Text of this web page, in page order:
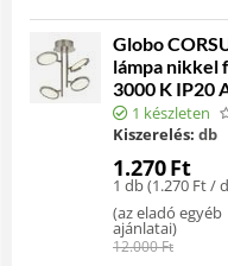
Globo
lámpa nikkel
3000 K IP20
1 készleten
Kiszerelés: db
1.270Ft
1 db (1.270 Ft/
(az eladó egyéb
ajánlatai)
12.000Ft